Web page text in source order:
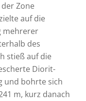
Zone
auf die
mehrerer
des
stieß auf die
Diorit-
und bohrte sich
m, kurz danach